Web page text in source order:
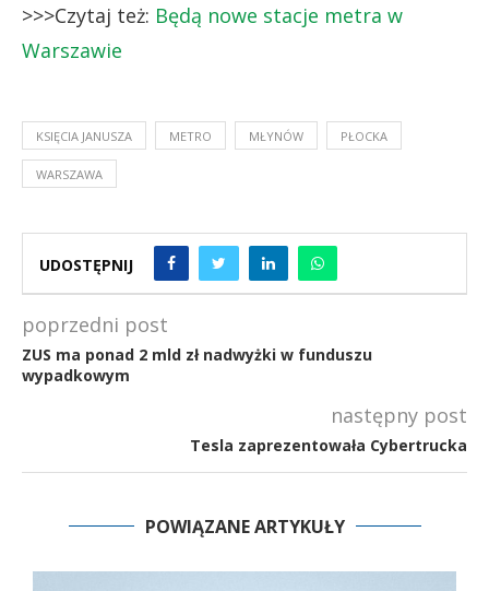
>>>Czytaj też: Będą nowe stacje metra w
Warszawie
KSIĘCIA JANUSZA METRO MŁYNÓW PŁOCKA
WARSZAWA
UDOSTĘPNIJ
poprzedni post
ZUS ma ponad 2 mld zł nadwyżki w funduszu
wypadkowym
następny post
Tesla zaprezentowała Cybertrucka
POWIĄZANE ARTYKUŁY